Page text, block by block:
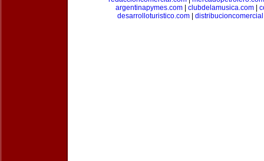
argentinapymes.com| clubdelamusica.com|
desarrolloturistico.com